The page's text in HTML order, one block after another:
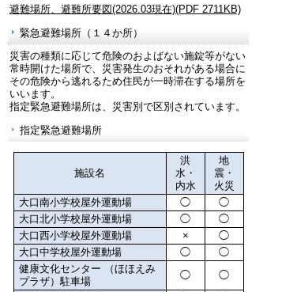
避難場所、避難所要図(2026.03現在)(PDF 2711KB)
緊急避難場所（１４か所）
災害の種類に応じて危険のおよばない施錠等がない
常時開けた場所で、災害発生のおそれがある場合に
その危険から逃れるため住民が一時滞在する場所を
いいます。
指定緊急避難場所は、災害別で区別されています。
指定緊急避難場所
施設名
洪
水・
内水
地
震・
火災
大口南小学校屋外運動場
◯
◯
大口北小学校屋外運動場
◯
◯
大口西小学校屋外運動場
×
◯
大口中学校屋外運動場
◯
◯
健康文化センター （ほほえみ
プラザ）駐車場
◯
◯